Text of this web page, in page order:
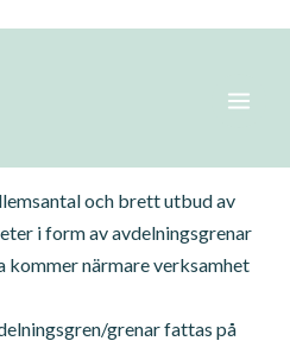
med en
och brett utbud av
i form av avdelningsgrenar
kommer närmare verksamhet
grenar fattas på